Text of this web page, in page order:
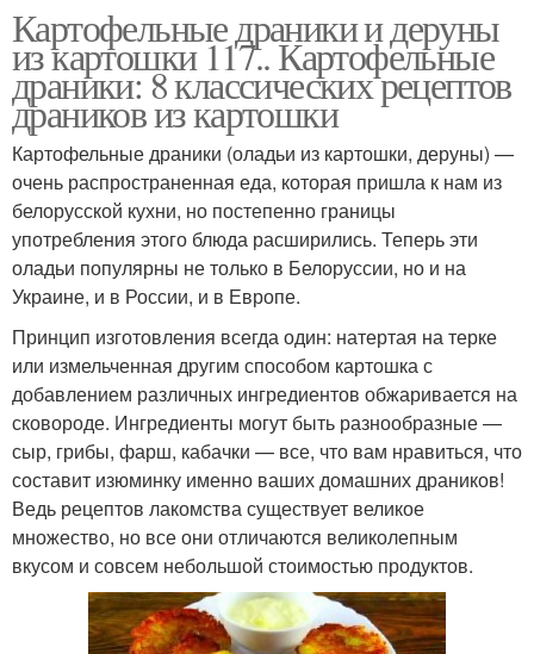
Картофельные драники и деруны
из картошки 117.. Картофельные
драники: 8 классических рецептов
драников из картошки
Картофельные драники (оладьи из картошки, деруны) —
очень распространенная еда, которая пришла к нам из
белорусской кухни, но постепенно границы
употребления этого блюда расширились. Теперь эти
оладьи популярны не только в Белоруссии, но и на
Украине, и в России, и в Европе.
Принцип изготовления всегда один: натертая на терке
или измельченная другим способом картошка с
добавлением различных ингредиентов обжаривается на
сковороде. Ингредиенты могут быть разнообразные —
сыр, грибы, фарш, кабачки — все, что вам нравиться, что
составит изюминку именно ваших домашних драников!
Ведь рецептов лакомства существует великое
множество, но все они отличаются великолепным
вкусом и совсем небольшой стоимостью продуктов.